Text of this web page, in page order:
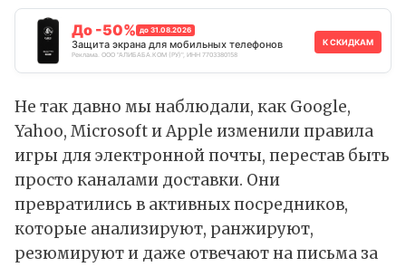
До -50% до 31.08.2026
Защита экрана для мобильных телефонов
Реклама. ООО "АЛИБАБА.КОМ (РУ)", ИНН 7703380158
К СКИДКАМ
Не так давно мы наблюдали, как Google,
Yahoo, Microsoft и Apple изменили правила
игры для электронной почты, перестав быть
просто каналами доставки. Они
превратились в активных посредников,
которые анализируют, ранжируют,
резюмируют и даже отвечают на письма за